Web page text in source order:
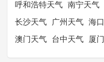
呼和浩特天气 南宁天气
长沙天气 广州天气 海
澳门天气 台中天气 厦